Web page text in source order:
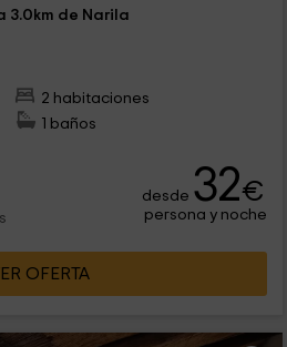
3.0km de Narila
2 habitaciones
1 baños
desde 32€
persona y noche
OFERTA